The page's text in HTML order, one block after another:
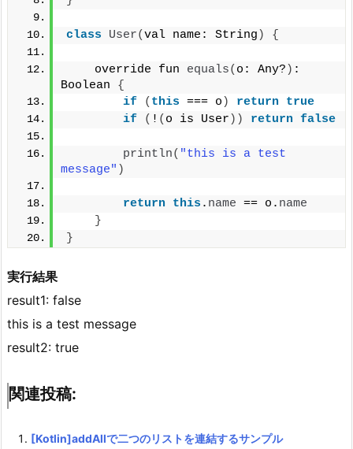
class User(val name: String ) {
    override fun
equals( o: Any? ) :
Boolean {
if
( this === o ) return true
if
( ! ( o is User )) return false
println( "this is a test
message" )
return this . name == o. name
}
}
実行結果
result1: false
this is a test message
result2: true
関連投稿:
[Kotlin]addAllで二つのリストを連結するサンプル